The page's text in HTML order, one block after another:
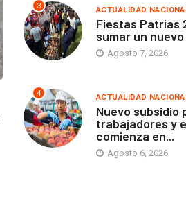
3 ACTUALIDAD
Fiestas Patrias
sumar un
Agosto 7, 2026
4 ACTUALIDAD
Nuevo subsidio
trabajadores y
comienza en...
Agosto 6, 2026